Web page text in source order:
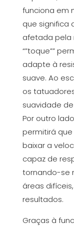
funciona em
que significa
afetada pela
“”toque””
adapte à
suave. Ao
os
suavidade
Por outro
permitirá que
baixar a
capaz de
tornando-se
áreas
resultados.
Graças à